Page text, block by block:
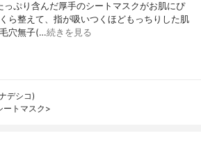
っぷり含んだ厚手のシートマスクがお肌にぴ
ら整えて、指が吸いつくほどもっちりした肌
穴無子(…続きを見る
デシコ)
ートマスク>